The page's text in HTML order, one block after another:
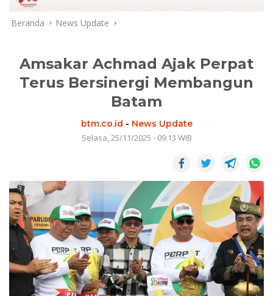
Beranda News Update
Amsakar Achmad Ajak Perpat
Terus Bersinergi Membangun
Batam
btm.co.id - News Update
Selasa, 25/11/2025 - 09:13 WIB